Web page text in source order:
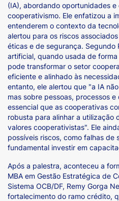
(IA), abordando oportunidades e
cooperativismo. Ele enfatizou a
entenderem o contexto da
alertou para os riscos
éticas e de segurança. Segundo
artificial, quando usada de
pode transformar o setor
eficiente e alinhado às
entanto, ele alertou que "a IA
mas sobre pessoas, processos
essencial que as cooperativas
robusta para alinhar a utilização
valores cooperativistas". Ele
possíveis riscos, como falhas de
fundamental investir em
Após a palestra, aconteceu a
MBA em Gestão Estratégica de
Sistema OCB/DF, Remy Gorga
fortalecimento do ramo crédito,